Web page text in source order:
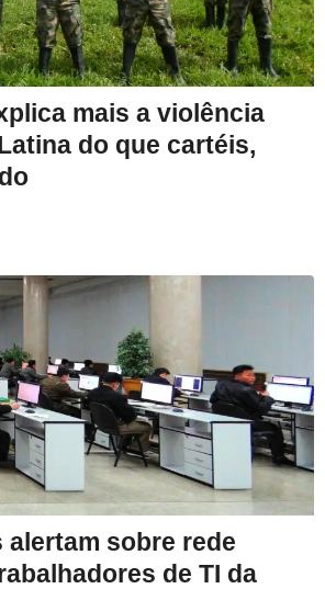
mais a violência
do que cartéis,
alertam sobre rede
de TI da